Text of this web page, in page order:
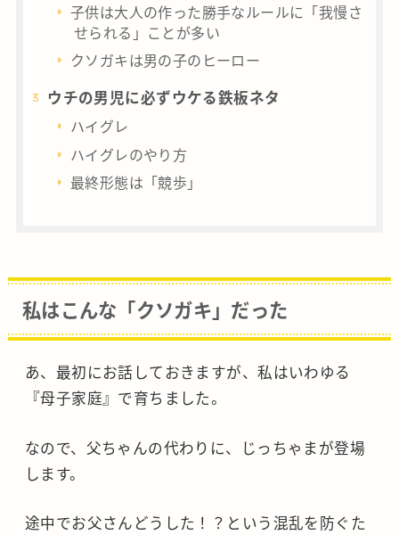
子供は大人の作った勝手なルールに「我慢さ
せられる」ことが多い
クソガキは男の子のヒーロー
ウチの男児に必ずウケる鉄板ネタ
ハイグレ
ハイグレのやり方
最終形態は「競歩」
私はこんな「クソガキ」だった
あ、最初にお話しておきますが、私はいわゆる
『母子家庭』で育ちました。
なので、父ちゃんの代わりに、じっちゃまが登場
します。
途中でお父さんどうした！？という混乱を防ぐた